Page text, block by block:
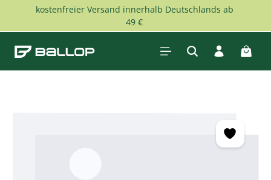
Zum Hauptinhalt springen
kostenfreier Versand innerhalb Deutschlands ab
49 €